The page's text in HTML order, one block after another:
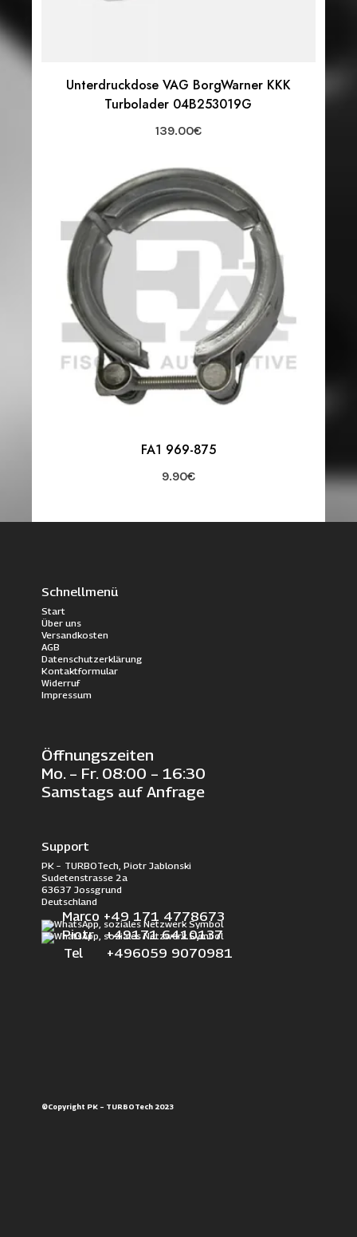
Unterdruckdose VAG BorgWarner KKK
Turbolader 04B253019G
139.00€
FA1 969-875
9.90€
Schnellmenü
Start
Über uns
Versandkosten
AGB
Datenschutzerklärung
Kontaktformular
Widerruf
Impressum
Öffnungszeiten
Mo. – Fr. 08:00 – 16:30
Samstags auf Anfrage
Support
PK – TURBOTech, Piotr Jablonski
Sudetenstrasse 2a
63637 Jossgrund
Deutschland
Marco +49 171 4778673
Piotr +49171 6410137
Tel +496059 9070981
©Copyright PK – TURBOTech 2023